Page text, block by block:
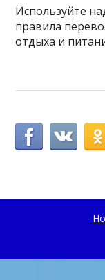
Используйте
правила
отдыха и